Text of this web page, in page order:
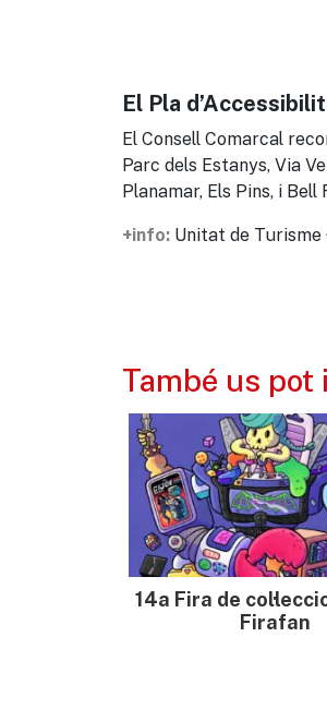
El Pla
El Consell Comarcal
Parc dels Estanys, Via
Planamar, Els Pins, i
+info: Unitat de Turisme
També us pot
14a Fira de
Firafan